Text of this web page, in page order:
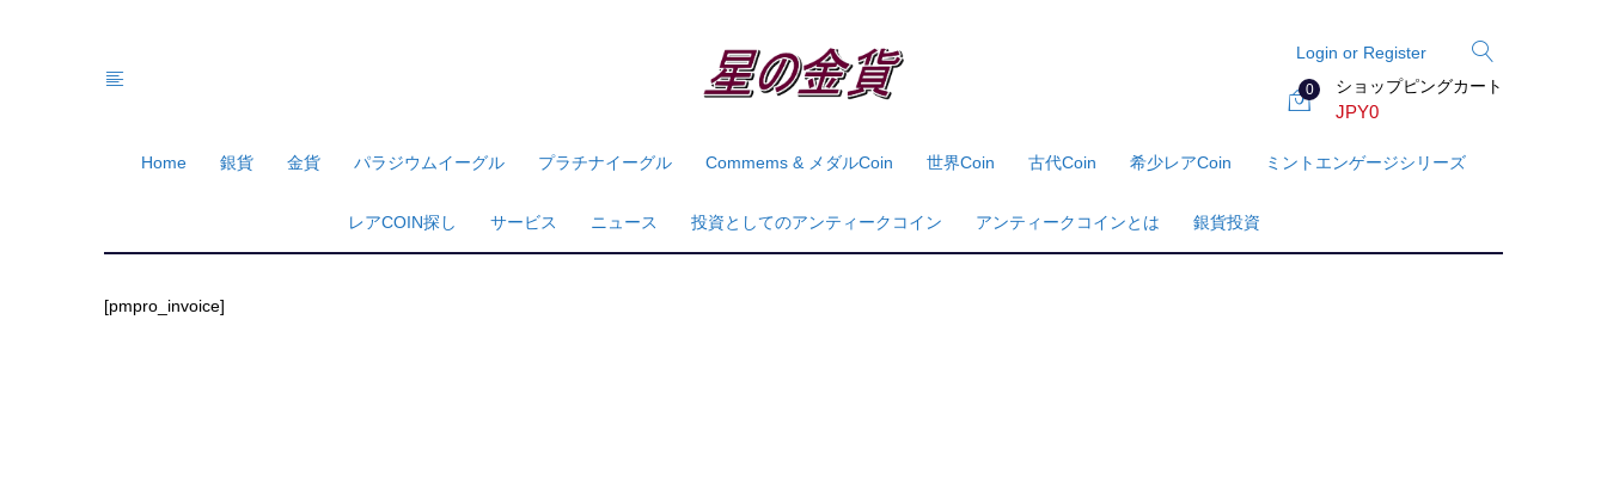
Login or Register
0 ショップピングカート
JPY0
Home 銀貨 金貨 パラジウムイーグル プラチナイーグル Commems & メダルcoin 世界coin 古代coin 希少レアcoin ミントエンゲージシリーズ
レアCOIN探し サービス ニュース 投資としてのアンティークコイン アンティークコインとは 銀貨投資
[pmpro_invoice]